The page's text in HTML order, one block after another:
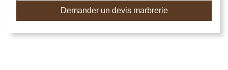
Demander un devis marbrerie